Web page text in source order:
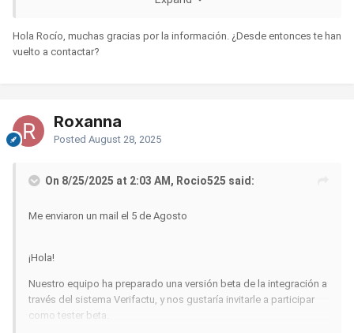
guiaremos con los siguientes pasos para comenzar.
Hideto González
Equipo de Loyverse
Hola Rocío, muchas gracias por la información. ¿Desde entonces te han
vuelto a contactar?
Roxanna
Posted August 28, 2025
On 8/25/2025 at 2:03 AM, Rocio525 said:
Me enviaron un mail el 5 de Agosto
¡Hola!
Nuestro equipo ha preparado una versión beta de la integración a
través del sistema Verifactu, y nos gustaría invitarle a participar
como tester beta.